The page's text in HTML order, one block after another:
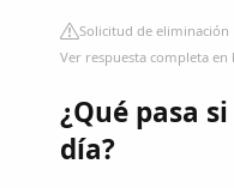
Solicitud de eliminación
Ver respuesta completa en
¿Qué pasa
día?